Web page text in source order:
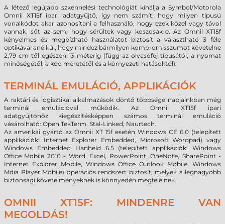
A létező legújabb szkennelési technológiát kínálja a Symbol/Motorola
Omnii XT15f ipari adatgyűjtő, így nem számít, hogy milyen típusú
vonalkódot akar azonosítani a felhasználó, hogy ezek közel vagy távol
vannak, sőt az sem, hogy sérültek vagy koszosak-e. Az Omnii XT15f
kényelmes és megbízható használatot biztosít a választható 3 féle
optikával anélkül, hogy mindez bármilyen kompromisszumot követelne
2,79 cm-től egészen 13 méterig (függ az olvasófej típusától, a nyomat
minőségétől, a kód méretétől és a környezeti hatásoktól).
TERMINÁL EMULÁCIÓ, APPLIKÁCIÓK
A raktári és logisztikai alkalmazások döntő többsége napjainkban még
terminál emulációval működik. Az Omnii XT15f ipari
adatgyűjtőhöz kiegészítésképpen számos terminál emuláció
vásárolható: Open TekTerm, Stal-Linked, Naurtech.
Az amerikai gyártó az Omnii XT 15f esetén Windows CE 6.0 (telepített
applikációk: Internet Explorer Embedded, Microsoft Wordpad) vagy
Windows Embedded Hanheld 6.5 (telepített applikációk: Windows
Office Mobile 2010 - Word, Excel, PowerPoint, OneNote, SharePoint -
Internet Explorer Mobile, Windows Office Outlook Mobile, Windows
Mdia Player Mobile) operációs rendszert biztosít, melyek a legnagyobb
biztonsági követelményeknek is könnyedén megfelelnek.
OMNII XT15F: MINDENRE VAN
MEGOLDÁS!